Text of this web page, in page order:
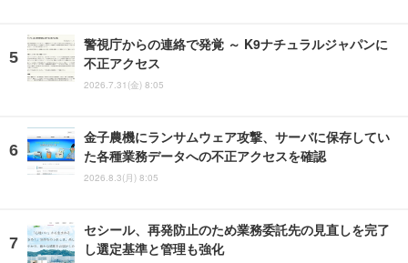
警視庁からの連絡で発覚 ～ K9ナチュラルジャパンに
不正アクセス
2026.7.31(金) 8:05
金子農機にランサムウェア攻撃、サーバに保存してい
た各種業務データへの不正アクセスを確認
2026.8.3(月) 8:05
セシール、再発防止のため業務委託先の見直しを完了
し選定基準と管理も強化